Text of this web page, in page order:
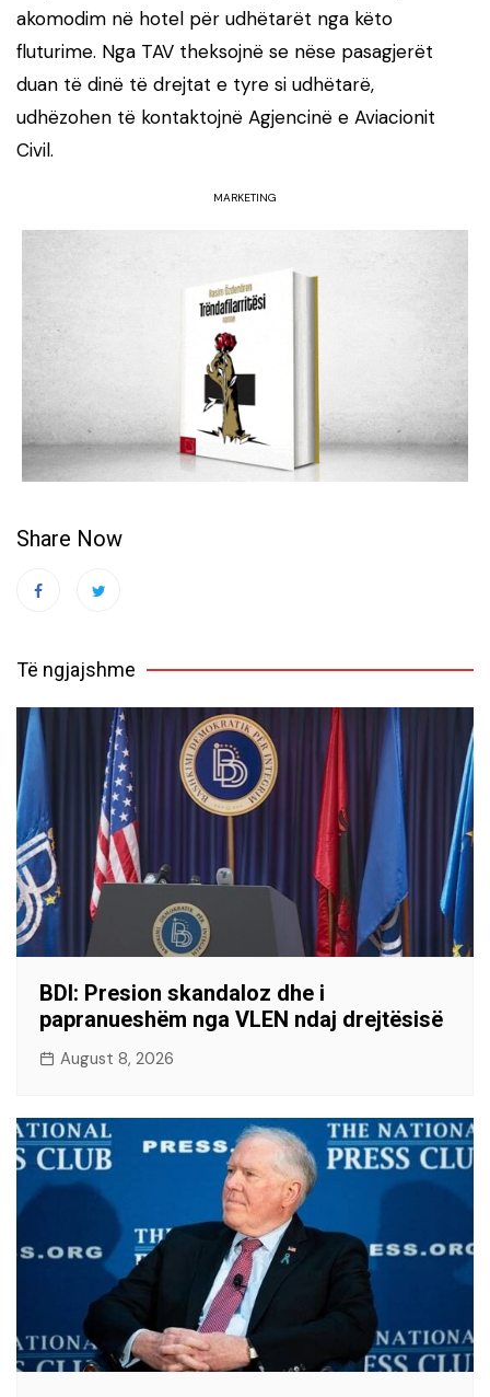
akomodim në hotel për udhëtarët nga këto
fluturime. Nga TAV theksojnë se nëse pasagjerët
duan të dinë të drejtat e tyre si udhëtarë,
udhëzohen të kontaktojnë Agjencinë e Aviacionit
Civil.
MARKETING
Share Now
Të ngjajshme
BDI: Presion skandaloz dhe i
papranueshëm nga VLEN ndaj drejtësisë
August 8, 2026